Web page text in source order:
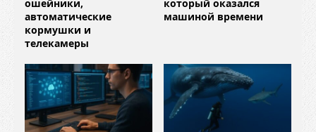
ошейники,
автоматические
кормушки и
телекамеры
который оказался
машиной времени